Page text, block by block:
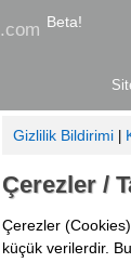
.com Beta!
Gizlilik Bildirimi
Çerezler /
Çerezler
küçük verilerdir.